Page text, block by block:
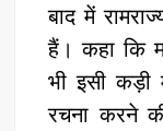
बाद में
हैं। कहा कि
भी इसी कड़ी
रचना करने